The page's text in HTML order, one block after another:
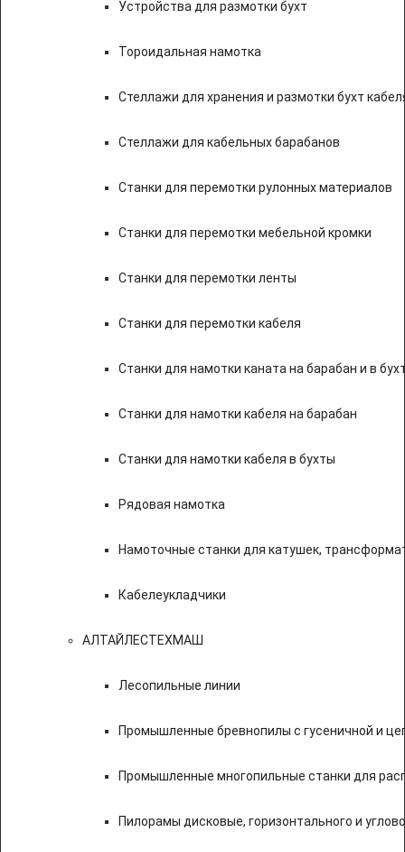
Устройства для размотки бухт
Тороидальная намотка
Стеллажи для хранения и размотки бухт
Стеллажи для кабельных барабанов
Станки для перемотки рулонных материалов
Станки для перемотки мебельной кромки
Станки для перемотки ленты
Станки для перемотки кабеля
Станки для намотки каната на барабан и в
Станки для намотки кабеля на барабан
Станки для намотки кабеля в бухты
Рядовая намотка
Намоточные станки для катушек,
Кабелеукладчики
АЛТАЙЛЕСТЕХМАШ
Лесопильные линии
Промышленные бревнопилы с гусеничной и
Промышленные многопильные станки для
Пилорамы дисковые, горизонтального и